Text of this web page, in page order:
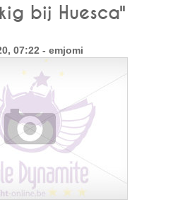
bij Huesca"
07:22 - emjomi